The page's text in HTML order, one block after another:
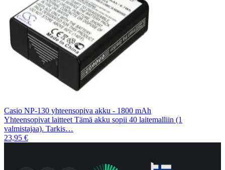
Casio NP-130 yhteensopiva akku - 1800 mAh
Yhteensopivat laitteet Tämä akku sopii 40 laitemalliin (1
valmistajaa). Tarkis…
23,95 €